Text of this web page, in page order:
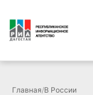
Главная/В России